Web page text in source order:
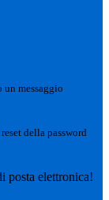
un messaggio
della password
posta elettronica!